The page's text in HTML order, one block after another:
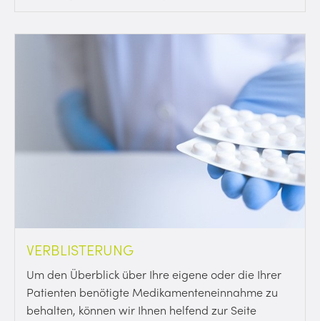
VERBLISTERUNG
Um den Überblick über Ihre eigene oder die Ihrer
Patienten benötigte Medikamenteneinnahme zu
behalten, können wir Ihnen helfend zur Seite